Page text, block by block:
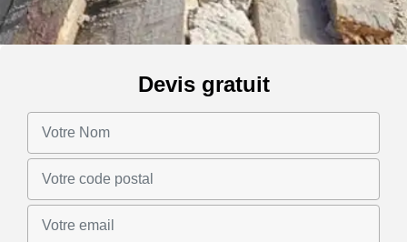
Devis gratuit